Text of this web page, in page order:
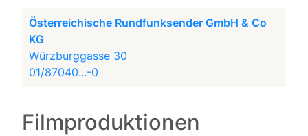
Österreichische Rundfunksender GmbH & Co
KG
Würzburggasse 30
01/87040...-0
Filmproduktionen